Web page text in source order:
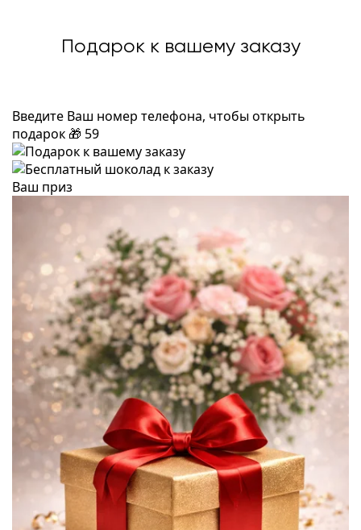
Подарок к вашему заказу
Введите Ваш номер телефона, чтобы открыть
подарок 🎁 59
Ваш приз